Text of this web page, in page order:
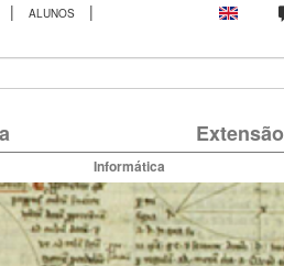
| ALUNOS |
Extensão
Informática